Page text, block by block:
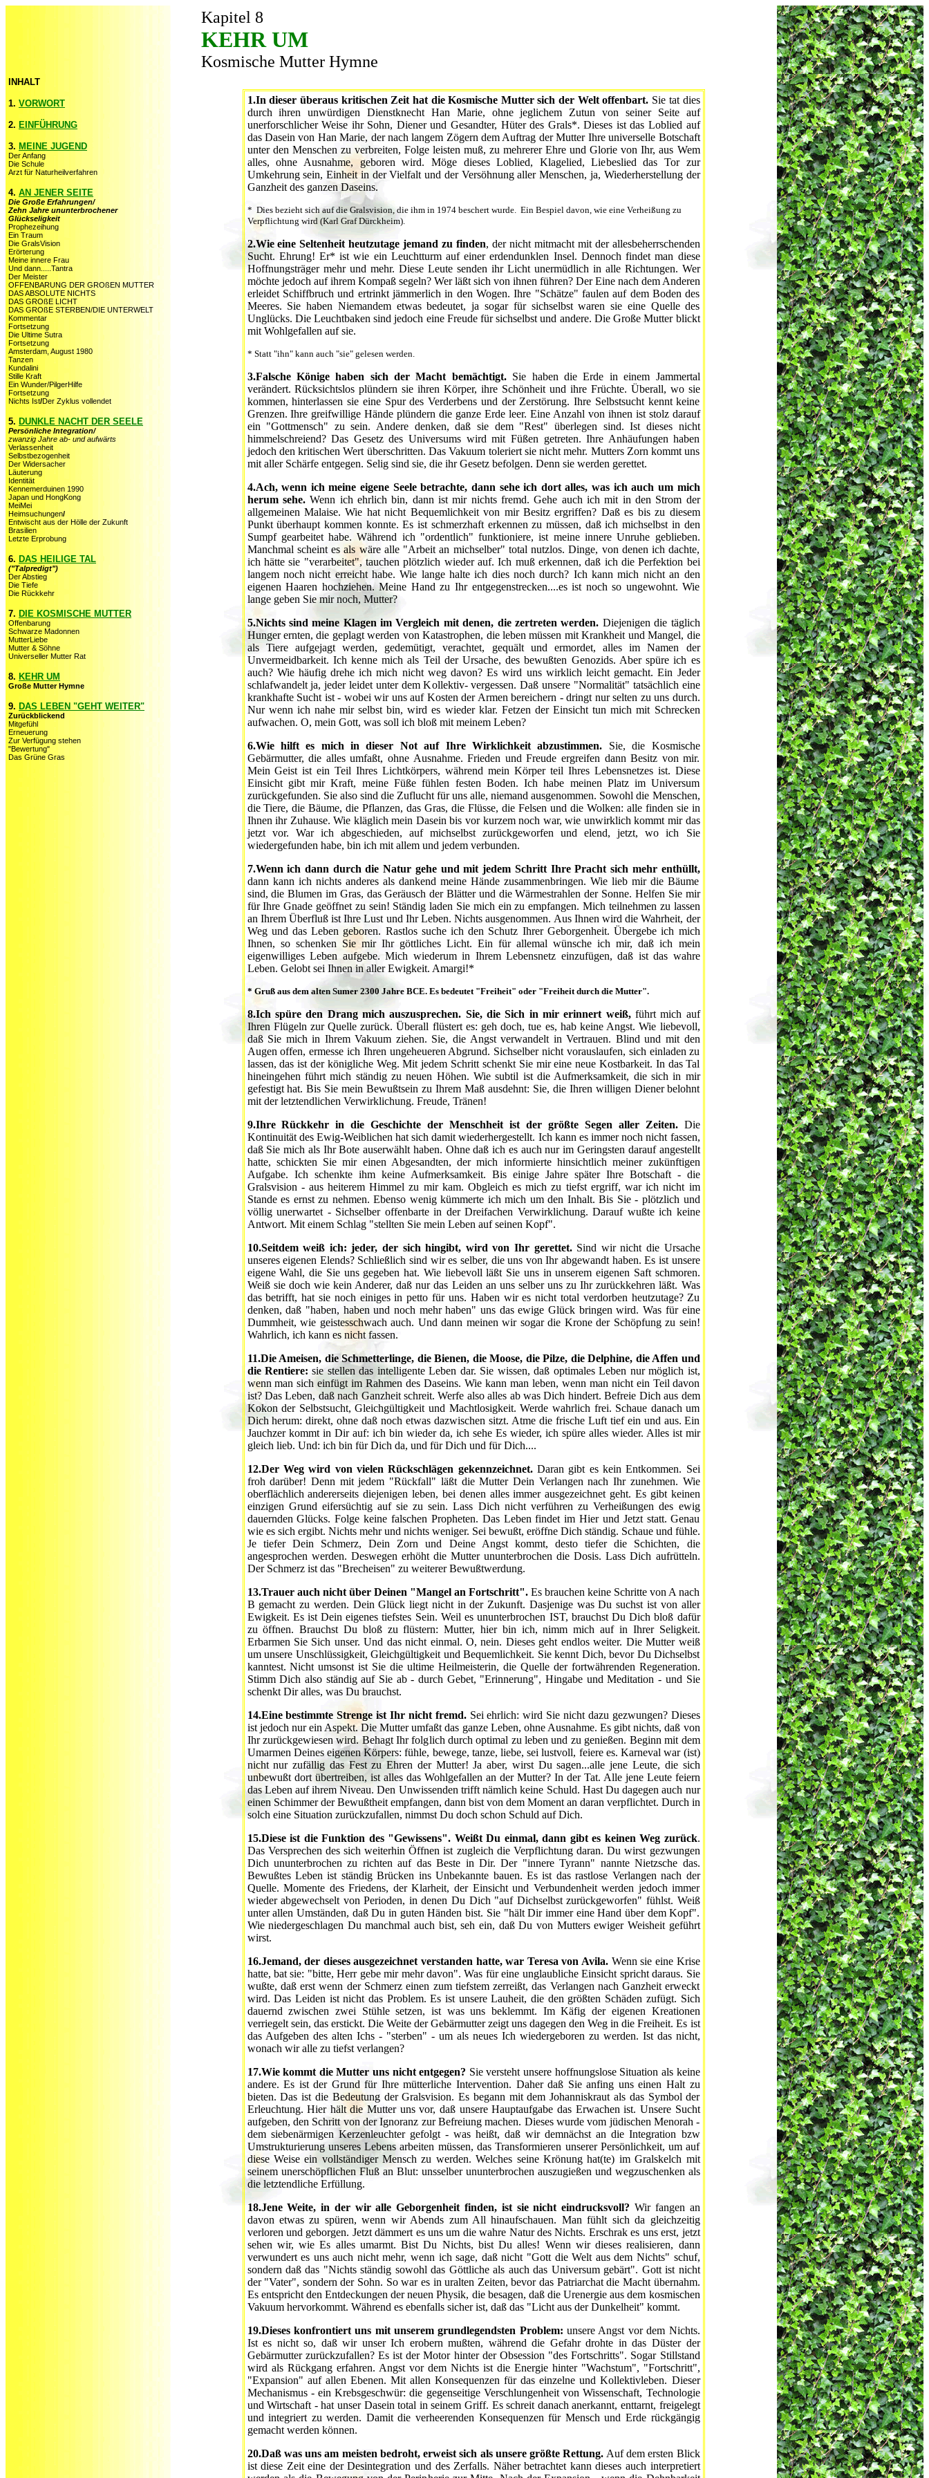
Kapitel 8
KEHR UM
Kosmische Mutter Hymne
INHALT
1. VORWORT
2. EINFÜHRUNG
3. MEINE JUGEND
Der Anfang
Die Schule
Arzt für Naturheilverfahren
4. AN JENER SEITE
Die Große Erfahrungen/
Zehn Jahre ununterbrochener
Glückseligkeit
Prophezeihung
Ein Traum
Die GralsVision
Erörterung
Meine innere Frau
Und dann.....Tantra
Der Meister
OFFENBARUNG DER GROßEN MUTTER
DAS ABSOLUTE NICHTS
DAS GROßE LICHT
DAS GROßE STERBEN/DIE UNTERWELT
Kommentar
Fortsetzung
Die Ultime Sutra
Fortsetzung
Amsterdam, August 1980
Tanzen
Kundalini
Stille Kraft
Ein Wunder/PilgerHilfe
Fortsetzung
Nichts Ist/Der Zyklus vollendet
5. DUNKLE NACHT DER SEELE
Persönliche Integration/
zwanzig Jahre ab- und aufwärts
Verlassenheit
Selbstbezogenheit
Der Widersacher
Läuterung
Identität
Kennemerduinen 1990
Japan und HongKong
MeiMei
Heimsuchungen/
Entwischt aus der Hölle der Zukunft
Brasilien
Letzte Erprobung
6. DAS HEILIGE TAL
("Talpredigt")
Der Abstieg
Die Tiefe
Die Rückkehr
7. DIE KOSMISCHE MUTTER
Offenbarung
Schwarze Madonnen
MutterLiebe
Mutter & Söhne
Universeller Mutter Rat
8. KEHR UM
Große Mutter Hymne
9. DAS LEBEN "GEHT WEITER"
Zurückblickend
Mitgefühl
Erneuerung
Zur Verfügung stehen
"Bewertung"
Das Grüne Gras
1.In dieser überaus kritischen Zeit hat die Kosmische Mutter sich der Welt offenbart. Sie tat dies
durch ihren unwürdigen Dienstknecht Han Marie, ohne jeglichem Zutun von seiner Seite auf
unerforschlicher Weise ihr Sohn, Diener und Gesandter, Hüter des Grals*. Dieses ist das Loblied auf
das Dasein von Han Marie, der nach langem Zögern dem Auftrag der Mutter Ihre universelle Botschaft
unter den Menschen zu verbreiten, Folge leisten muß, zu mehrerer Ehre und Glorie von Ihr, aus Wem
alles, ohne Ausnahme, geboren wird. Möge dieses Loblied, Klagelied, Liebeslied das Tor zur
Umkehrung sein, Einheit in der Vielfalt und der Versöhnung aller Menschen, ja, Wiederherstellung der
Ganzheit des ganzen Daseins.
* Dies bezieht sich auf die Gralsvision, die ihm in 1974 beschert wurde. Ein Bespiel davon, wie eine Verheißung zu
Verpflichtung wird (Karl Graf Dürckheim).
2.Wie eine Seltenheit heutzutage jemand zu finden, der nicht mitmacht mit der allesbeherrschenden
Sucht. Ehrung! Er* ist wie ein Leuchtturm auf einer erdendunklen Insel. Dennoch findet man diese
Hoffnungsträger mehr und mehr. Diese Leute senden ihr Licht unermüdlich in alle Richtungen. Wer
möchte jedoch auf ihrem Kompaß segeln? Wer läßt sich von ihnen führen? Der Eine nach dem Anderen
erleidet Schiffbruch und ertrinkt jämmerlich in den Wogen. Ihre "Schätze" faulen auf dem Boden des
Meeres. Sie haben Niemandem etwas bedeutet, ja sogar für sichselbst waren sie eine Quelle des
Unglücks. Die Leuchtbaken sind jedoch eine Freude für sichselbst und andere. Die Große Mutter blickt
mit Wohlgefallen auf sie.
* Statt "ihn" kann auch "sie" gelesen werden.
3.Falsche Könige haben sich der Macht bemächtigt.Sie haben die Erde in einem Jammertal
verändert. Rücksichtslos plündern sie ihren Körper, ihre Schönheit und ihre Früchte. Überall, wo sie
kommen, hinterlassen sie eine Spur des Verderbens und der Zerstörung. Ihre Selbstsucht kennt keine
Grenzen. Ihre greifwillige Hände plündern die ganze Erde leer. Eine Anzahl von ihnen ist stolz darauf
ein "Gottmensch" zu sein. Andere denken, daß sie dem "Rest" überlegen sind. Ist dieses nicht
himmelschreiend? Das Gesetz des Universums wird mit Füßen getreten. Ihre Anhäufungen haben
jedoch den kritischen Wert überschritten. Das Vakuum toleriert sie nicht mehr. Mutters Zorn kommt uns
mit aller Schärfe entgegen. Selig sind sie, die ihr Gesetz befolgen. Denn sie werden gerettet.
4.Ach, wenn ich meine eigene Seele betrachte, dann sehe ich dort alles, was ich auch um mich
herum sehe.Wenn ich ehrlich bin, dann ist mir nichts fremd. Gehe auch ich mit in den Strom der
allgemeinen Malaise. Wie hat nicht Bequemlichkeit von mir Besitz ergriffen? Daß es bis zu diesem
Punkt überhaupt kommen konnte. Es ist schmerzhaft erkennen zu müssen, daß ich michselbst in den
Sumpf gearbeitet habe. Während ich "ordentlich" funktioniere, ist meine innere Unruhe geblieben.
Manchmal scheint es als wäre alle "Arbeit an michselber" total nutzlos. Dinge, von denen ich dachte,
ich hätte sie "verarbeitet", tauchen plötzlich wieder auf. Ich muß erkennen, daß ich die Perfektion bei
langem noch nicht erreicht habe. Wie lange halte ich dies noch durch? Ich kann mich nicht an den
eigenen Haaren hochziehen. Meine Hand zu Ihr entgegenstrecken....es ist noch so ungewohnt. Wie
lange geben Sie mir noch, Mutter?
5.Nichts sind meine Klagen im Vergleich mit denen, die zertreten werden. Diejenigen die täglich
Hunger ernten, die geplagt werden von Katastrophen, die leben müssen mit Krankheit und Mangel, die
als Tiere aufgejagt werden, gedemütigt, verachtet, gequält und ermordet, alles im Namen der
Unvermeidbarkeit. Ich kenne mich als Teil der Ursache, des bewußten Genozids. Aber spüre ich es
auch? Wie häufig drehe ich mich nicht weg davon? Es wird uns wirklich leicht gemacht. Ein Jeder
schlafwandelt ja, jeder leidet unter dem Kollektiv- vergessen. Daß unsere "Normalität" tatsächlich eine
krankhafte Sucht ist - wobei wir uns auf Kosten der Armen bereichern - dringt nur selten zu uns durch.
Nur wenn ich nahe mir selbst bin, wird es wieder klar. Fetzen der Einsicht tun mich mit Schrecken
aufwachen. O, mein Gott, was soll ich bloß mit meinem Leben?
6.Wie hilft es mich in dieser Not auf Ihre Wirklichkeit abzustimmen. Sie, die Kosmische
Gebärmutter, die alles umfaßt, ohne Ausnahme. Frieden und Freude ergreifen dann Besitz von mir.
Mein Geist ist ein Teil Ihres Lichtkörpers, während mein Körper teil Ihres Lebensnetzes ist. Diese
Einsicht gibt mir Kraft, meine Füße fühlen festen Boden. Ich habe meinen Platz im Universum
zurückgefunden. Sie also sind die Zuflucht für uns alle, niemand ausgenommen. Sowohl die Menschen,
die Tiere, die Bäume, die Pflanzen, das Gras, die Flüsse, die Felsen und die Wolken: alle finden sie in
Ihnen ihr Zuhause. Wie kläglich mein Dasein bis vor kurzem noch war, wie unwirklich kommt mir das
jetzt vor. War ich abgeschieden, auf michselbst zurückgeworfen und elend, jetzt, wo ich Sie
wiedergefunden habe, bin ich mit allem und jedem verbunden.
7.Wenn ich dann durch die Natur gehe und mit jedem Schritt Ihre Pracht sich mehr enthüllt,
dann kann ich nichts anderes als dankend meine Hände zusammenbringen. Wie lieb mir die Bäume
sind, die Blumen im Gras, das Geräusch der Blätter und die Wärmestrahlen der Sonne. Helfen Sie mir
für Ihre Gnade geöffnet zu sein! Ständig laden Sie mich ein zu empfangen. Mich teilnehmen zu lassen
an Ihrem Überfluß ist Ihre Lust und Ihr Leben. Nichts ausgenommen. Aus Ihnen wird die Wahrheit, der
Weg und das Leben geboren. Rastlos suche ich den Schutz Ihrer Geborgenheit. Übergebe ich mich
Ihnen, so schenken Sie mir Ihr göttliches Licht. Ein für allemal wünsche ich mir, daß ich mein
eigenwilliges Leben aufgebe. Mich wiederum in Ihrem Lebensnetz einzufügen, daß ist das wahre
Leben. Gelobt sei Ihnen in aller Ewigkeit. Amargi!*
* Gruß aus dem alten Sumer 2300 Jahre BCE. Es bedeutet "Freiheit" oder "Freiheit durch die Mutter".
8.Ich spüre den Drang mich auszusprechen. Sie, die Sich in mir erinnert weiß,führt mich auf
Ihren Flügeln zur Quelle zurück. Überall flüstert es: geh doch, tue es, hab keine Angst. Wie liebevoll,
daß Sie mich in Ihrem Vakuum ziehen. Sie, die Angst verwandelt in Vertrauen. Blind und mit den
Augen offen, ermesse ich Ihren ungeheueren Abgrund. Sichselber nicht vorauslaufen, sich einladen zu
lassen, das ist der königliche Weg. Mit jedem Schritt schenkt Sie mir eine neue Kostbarkeit. In das Tal
hineingehen führt mich ständig zu neuen Höhen. Wie subtil ist die Aufmerksamkeit, die sich in mir
gefestigt hat. Bis Sie mein Bewußtsein zu Ihrem Maß ausdehnt: Sie, die Ihren willigen Diener belohnt
mit der letztendlichen Verwirklichung. Freude, Tränen!
9.Ihre Rückkehr in die Geschichte der Menschheit ist der größte Segen aller Zeiten. Die
Kontinuität des Ewig-Weiblichen hat sich damit wiederhergestellt. Ich kann es immer noch nicht fassen,
daß Sie mich als Ihr Bote auserwählt haben. Ohne daß ich es auch nur im Geringsten darauf angestellt
hatte, schickten Sie mir einen Abgesandten, der mich informierte hinsichtlich meiner zukünftigen
Aufgabe. Ich schenkte ihm keine Aufmerksamkeit. Bis einige Jahre später Ihre Botschaft - die
Gralsvision - aus heiterem Himmel zu mir kam. Obgleich es mich zu tiefst ergriff, war ich nicht im
Stande es ernst zu nehmen. Ebenso wenig kümmerte ich mich um den Inhalt. Bis Sie - plötzlich und
völlig unerwartet - Sichselber offenbarte in der Dreifachen Verwirklichung. Darauf wußte ich keine
Antwort. Mit einem Schlag "stellten Sie mein Leben auf seinen Kopf".
10.Seitdem weiß ich: jeder, der sich hingibt, wird von Ihr gerettet.Sind wir nicht die Ursache
unseres eigenen Elends? Schließlich sind wir es selber, die uns von Ihr abgewandt haben. Es ist unsere
eigene Wahl, die Sie uns gegeben hat. Wie liebevoll läßt Sie uns in unserem eigenen Saft schmoren.
Weiß sie doch wie kein Anderer, daß nur das Leiden an uns selber uns zu Ihr zurückkehren läßt. Was
das betrifft, hat sie noch einiges in petto für uns. Haben wir es nicht total verdorben heutzutage? Zu
denken, daß "haben, haben und noch mehr haben" uns das ewige Glück bringen wird. Was für eine
Dummheit, wie geistesschwach auch. Und dann meinen wir sogar die Krone der Schöpfung zu sein!
Wahrlich, ich kann es nicht fassen.
11.Die Ameisen, die Schmetterlinge, die Bienen, die Moose, die Pilze, die Delphine, die Affen und
die Rentiere: sie stellen das intelligente Leben dar. Sie wissen, daß optimales Leben nur möglich ist,
wenn man sich einfügt im Rahmen des Daseins. Wie kann man leben, wenn man nicht ein Teil davon
ist? Das Leben, daß nach Ganzheit schreit. Werfe also alles ab was Dich hindert. Befreie Dich aus dem
Kokon der Selbstsucht, Gleichgültigkeit und Machtlosigkeit. Werde wahrlich frei. Schaue danach um
Dich herum: direkt, ohne daß noch etwas dazwischen sitzt. Atme die frische Luft tief ein und aus. Ein
Jauchzer kommt in Dir auf: ich bin wieder da, ich sehe Es wieder, ich spüre alles wieder. Alles ist mir
gleich lieb. Und: ich bin für Dich da, und für Dich und für Dich....
12.Der Weg wird von vielen Rückschlägen gekennzeichnet.Daran gibt es kein Entkommen. Sei
froh darüber! Denn mit jedem "Rückfall" läßt die Mutter Dein Verlangen nach Ihr zunehmen. Wie
oberflächlich andererseits diejenigen leben, bei denen alles immer ausgezeichnet geht. Es gibt keinen
einzigen Grund eifersüchtig auf sie zu sein. Lass Dich nicht verführen zu Verheißungen des ewig
dauernden Glücks. Folge keine falschen Propheten. Das Leben findet im Hier und Jetzt statt. Genau
wie es sich ergibt. Nichts mehr und nichts weniger. Sei bewußt, eröffne Dich ständig. Schaue und fühle.
Je tiefer Dein Schmerz, Dein Zorn und Deine Angst kommt, desto tiefer die Schichten, die
angesprochen werden. Deswegen erhöht die Mutter ununterbrochen die Dosis. Lass Dich aufrütteln.
Der Schmerz ist das "Brecheisen" zu weiterer Bewußtwerdung.
13.Trauer auch nicht über Deinen "Mangel an Fortschritt". Es brauchen keine Schritte von A nach
B gemacht zu werden. Dein Glück liegt nicht in der Zukunft. Dasjenige was Du suchst ist von aller
Ewigkeit. Es ist Dein eigenes tiefstes Sein. Weil es ununterbrochen IST, brauchst Du Dich bloß dafür
zu öffnen. Brauchst Du bloß zu flüstern: Mutter, hier bin ich, nimm mich auf in Ihrer Seligkeit.
Erbarmen Sie Sich unser. Und das nicht einmal. O, nein. Dieses geht endlos weiter. Die Mutter weiß
um unsere Unschlüssigkeit, Gleichgültigkeit und Bequemlichkeit. Sie kennt Dich, bevor Du Dichselbst
kanntest. Nicht umsonst ist Sie die ultime Heilmeisterin, die Quelle der fortwährenden Regeneration.
Stimm Dich also ständig auf Sie ab - durch Gebet, "Erinnerung", Hingabe und Meditation - und Sie
schenkt Dir alles, was Du brauchst.
14.Eine bestimmte Strenge ist Ihr nicht fremd.Sei ehrlich: wird Sie nicht dazu gezwungen? Dieses
ist jedoch nur ein Aspekt. Die Mutter umfaßt das ganze Leben, ohne Ausnahme. Es gibt nichts, daß von
Ihr zurückgewiesen wird. Behagt Ihr folglich durch optimal zu leben und zu genießen. Beginn mit dem
Umarmen Deines eigenen Körpers: fühle, bewege, tanze, liebe, sei lustvoll, feiere es. Karneval war (ist)
nicht nur zufällig das Fest zu Ehren der Mutter! Ja aber, wirst Du sagen...alle jene Leute, die sich
unbewußt dort übertreiben, ist alles das Wohlgefallen an der Mutter? In der Tat. Alle jene Leute feiern
das Leben auf ihrem Niveau. Den Unwissenden trifft nämlich keine Schuld. Hast Du dagegen auch nur
einen Schimmer der Bewußtheit empfangen, dann bist von dem Moment an daran verpflichtet. Durch in
solch eine Situation zurückzufallen, nimmst Du doch schon Schuld auf Dich.
15.Diese ist die Funktion des "Gewissens". Weißt Du einmal, dann gibt es keinen Weg zurück.
Das Versprechen des sich weiterhin Öffnen ist zugleich die Verpflichtung daran. Du wirst gezwungen
Dich ununterbrochen zu richten auf das Beste in Dir. Der "innere Tyrann" nannte Nietzsche das.
Bewußtes Leben ist ständig Brücken ins Unbekannte bauen. Es ist das rastlose Verlangen nach der
Quelle. Momente des Friedens, der Klarheit, der Einsicht und Verbundenheit werden jedoch immer
wieder abgewechselt von Perioden, in denen Du Dich "auf Dichselbst zurückgeworfen" fühlst. Weiß
unter allen Umständen, daß Du in guten Händen bist. Sie "hält Dir immer eine Hand über dem Kopf".
Wie niedergeschlagen Du manchmal auch bist, seh ein, daß Du von Mutters ewiger Weisheit geführt
wirst.
16.Jemand, der dieses ausgezeichnet verstanden hatte, war Teresa von Avila. Wenn sie eine Krise
hatte, bat sie: "bitte, Herr gebe mir mehr davon". Was für eine unglaubliche Einsicht spricht daraus. Sie
wußte, daß erst wenn der Schmerz einen zum tiefstem zerreißt, das Verlangen nach Ganzheit erweckt
wird. Das Leiden ist nicht das Problem. Es ist unsere Lauheit, die den größten Schäden zufügt. Sich
dauernd zwischen zwei Stühle setzen, ist was uns beklemmt. Im Käfig der eigenen Kreationen
verriegelt sein, das erstickt. Die Weite der Gebärmutter zeigt uns dagegen den Weg in die Freiheit. Es ist
das Aufgeben des alten Ichs - "sterben" - um als neues Ich wiedergeboren zu werden. Ist das nicht,
wonach wir alle zu tiefst verlangen?
17.Wie kommt die Mutter uns nicht entgegen? Sie versteht unsere hoffnungslose Situation als keine
andere. Es ist der Grund für Ihre mütterliche Intervention. Daher daß Sie anfing uns einen Halt zu
bieten. Das ist die Bedeutung der Gralsvision. Es begann mit dem Johanniskraut als das Symbol der
Erleuchtung. Hier hält die Mutter uns vor, daß unsere Hauptaufgabe das Erwachen ist. Unsere Sucht
aufgeben, den Schritt von der Ignoranz zur Befreiung machen. Dieses wurde vom jüdischen Menorah -
dem siebenärmigen Kerzenleuchter gefolgt - was heißt, daß wir demnächst an die Integration bzw
Umstrukturierung unseres Lebens arbeiten müssen, das Transformieren unserer Persönlichkeit, um auf
diese Weise ein vollständiger Mensch zu werden. Welches seine Krönung hat(te) im Gralskelch mit
seinem unerschöpflichen Fluß an Blut: unsselber ununterbrochen auszugießen und wegzuschenken als
die letztendliche Erfüllung.
18.Jene Weite, in der wir alle Geborgenheit finden, ist sie nicht eindrucksvoll? Wir fangen an
davon etwas zu spüren, wenn wir Abends zum All hinaufschauen. Man fühlt sich da gleichzeitig
verloren und geborgen. Jetzt dämmert es uns um die wahre Natur des Nichts. Erschrak es uns erst, jetzt
sehen wir, wie Es alles umarmt. Bist Du Nichts, bist Du alles! Wenn wir dieses realisieren, dann
verwundert es uns auch nicht mehr, wenn ich sage, daß nicht "Gott die Welt aus dem Nichts" schuf,
sondern daß das "Nichts ständig sowohl das Göttliche als auch das Universum gebärt". Gott ist nicht
der "Vater", sondern der Sohn. So war es in uralten Zeiten, bevor das Patriarchat die Macht übernahm.
Es entspricht den Entdeckungen der neuen Physik, die besagen, daß die Urenergie aus dem kosmischen
Vakuum hervorkommt. Während es ebenfalls sicher ist, daß das "Licht aus der Dunkelheit" kommt.
19.Dieses konfrontiert uns mit unserem grundlegendsten Problem: unsere Angst vor dem Nichts.
Ist es nicht so, daß wir unser Ich erobern mußten, während die Gefahr drohte in das Düster der
Gebärmutter zurückzufallen? Es ist der Motor hinter der Obsession "des Fortschritts". Sogar Stillstand
wird als Rückgang erfahren. Angst vor dem Nichts ist die Energie hinter "Wachstum", "Fortschritt",
"Expansion" auf allen Ebenen. Mit allen Konsequenzen für das einzelne und Kollektivleben. Dieser
Mechanismus - ein Krebsgeschwür: die gegenseitige Verschlungenheit von Wissenschaft, Technologie
und Wirtschaft - hat unser Dasein total in seinem Griff. Es schreit danach anerkannt, enttarnt, freigelegt
und integriert zu werden. Damit die verheerenden Konsequenzen für Mensch und Erde rückgängig
gemacht werden können.
20.Daß was uns am meisten bedroht, erweist sich als unsere größte Rettung. Auf dem ersten Blick
ist diese Zeit eine der Desintegration und des Zerfalls. Näher betrachtet kann dieses auch interpretiert